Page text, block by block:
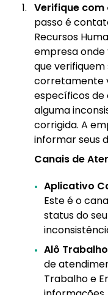
Verifique com
passo é
Recursos
empresa onde
que verifiquem
corretamente
específicos de
alguma
corrigida. A
informar seus
Canais de
Aplicativo
Este é o
status do
Alô
de
Trabalho e